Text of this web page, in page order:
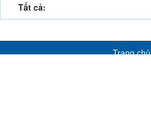
Tất cả:
Trang chủ